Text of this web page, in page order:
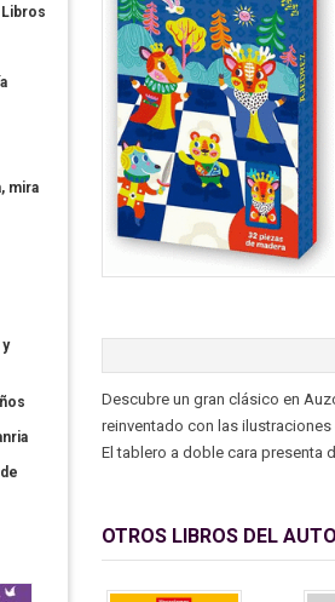
Descubre un gran clásico en
reinventado con las
El tablero a doble cara presenta
OTROS LIBROS DEL
Libros
mira